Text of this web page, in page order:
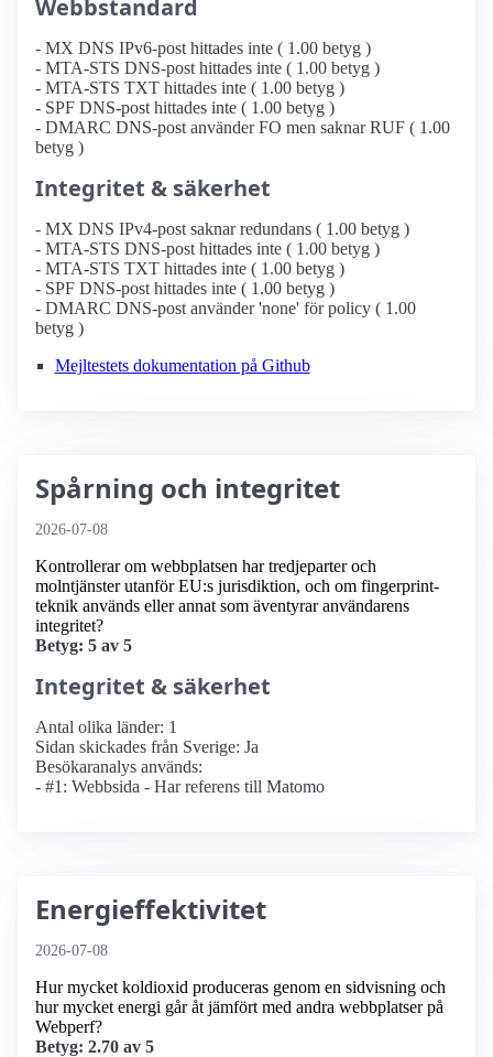
Webbstandard
- MX DNS IPv6-post hittades inte ( 1.00 betyg )
- MTA-STS DNS-post hittades inte ( 1.00 betyg )
- MTA-STS TXT hittades inte ( 1.00 betyg )
- SPF DNS-post hittades inte ( 1.00 betyg )
- DMARC DNS-post använder FO men saknar RUF ( 1.00
betyg )
Integritet & säkerhet
- MX DNS IPv4-post saknar redundans ( 1.00 betyg )
- MTA-STS DNS-post hittades inte ( 1.00 betyg )
- MTA-STS TXT hittades inte ( 1.00 betyg )
- SPF DNS-post hittades inte ( 1.00 betyg )
- DMARC DNS-post använder 'none' för policy ( 1.00
betyg )
Mejltestets dokumentation på Github
Spårning och integritet
2026-07-08
Kontrollerar om webbplatsen har tredjeparter och
molntjänster utanför EU:s jurisdiktion, och om fingerprint-
teknik används eller annat som äventyrar användarens
integritet?
Betyg: 5 av 5
Integritet & säkerhet
Antal olika länder: 1
Sidan skickades från Sverige: Ja
Besökaranalys används:
- #1: Webbsida - Har referens till Matomo
Energieffektivitet
2026-07-08
Hur mycket koldioxid produceras genom en sidvisning och
hur mycket energi går åt jämfört med andra webbplatser på
Webperf?
Betyg: 2.70 av 5